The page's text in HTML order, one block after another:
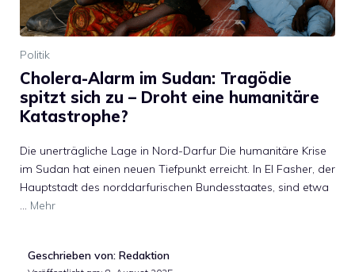
Politik
Cholera-Alarm im Sudan: Tragödie
spitzt sich zu – Droht eine humanitäre
Katastrophe?
Die unerträgliche Lage in Nord-Darfur Die humanitäre Krise
im Sudan hat einen neuen Tiefpunkt erreicht. In El Fasher, der
Hauptstadt des norddarfurischen Bundesstaates, sind etwa
… Mehr
Geschrieben von: Redaktion